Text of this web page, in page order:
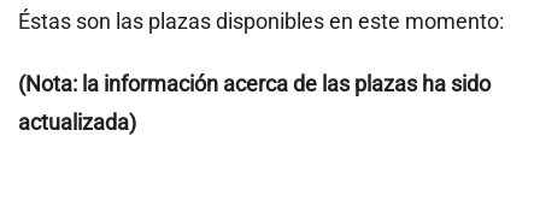
Éstas son las plazas disponibles en este momento:
(Nota: la información acerca de las plazas ha sido
actualizada)